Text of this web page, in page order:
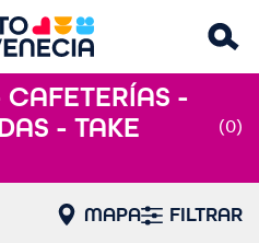
CAFETERÍAS -
- TAKE
(0)
MAPA FILTRAR